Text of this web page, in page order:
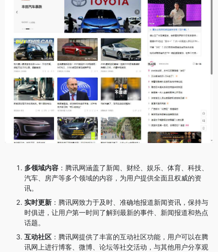
多领域内容 ：腾讯网涵盖了新闻、财经、娱乐、体育、科技、
汽车、房产等多个领域的内容，为用户提供全面且权威的资
讯。
实时更新 ：腾讯网致力于及时、准确地报道新闻资讯，保持与
时俱进，让用户第一时间了解到最新的事件、新闻报道和热点
话题。
互动社区 ：腾讯网提供了丰富的互动社区功能，用户可以在腾
讯网上进行博客、微博、论坛等社交活动，与其他用户分享观